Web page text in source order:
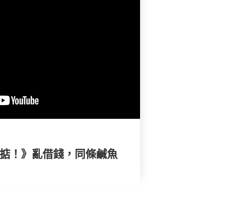
！》亂借錢，同條鹹魚